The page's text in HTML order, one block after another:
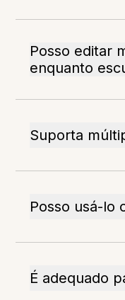
Posso editar
enquanto
Suporta
Posso usá-lo
É adequado